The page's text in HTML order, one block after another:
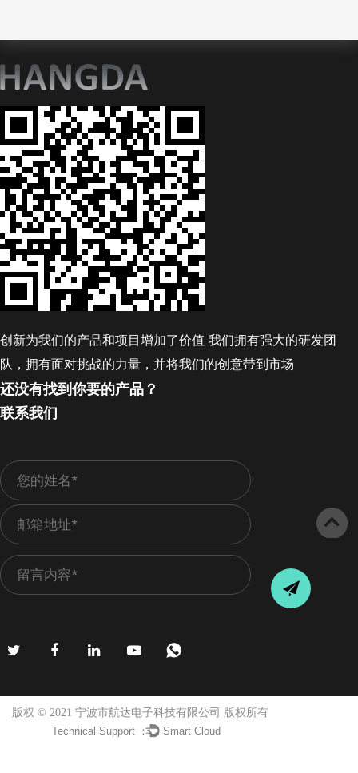
创新为我们的产品和项目增加了价值 我们拥有强大的研发团
队，拥有面对挑战的力量，并将我们的创意带到市场
还没有找到你要的产品？
联系我们
版权 © 2021 宁波市航达电子科技有限公司 版权所有
Technical Support ： Smart Cloud